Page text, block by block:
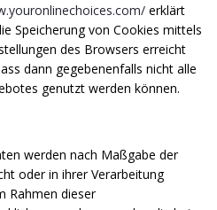
erklärt
Speicherung von Cookies mittels
des Browsers erreicht
dann gegebenenfalls nicht alle
genutzt werden können.
werden nach Maßgabe der
oder in ihrer Verarbeitung
Rahmen dieser